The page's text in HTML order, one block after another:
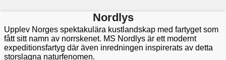
Nordlys
Upplev Norges spektakulära kustlandskap med fartyget som
fått sitt namn av norrskenet. MS Nordlys är ett modernt
expeditionsfartyg där även inredningen inspirerats av detta
storslagna naturfenomen.